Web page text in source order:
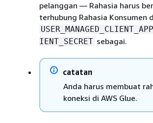
pelanggan — Rahasia harus
terhubung Rahasia Konsumen
IENT_SECRET sebagai.
catatan
Anda harus membuat
koneksi di AWS Glue.